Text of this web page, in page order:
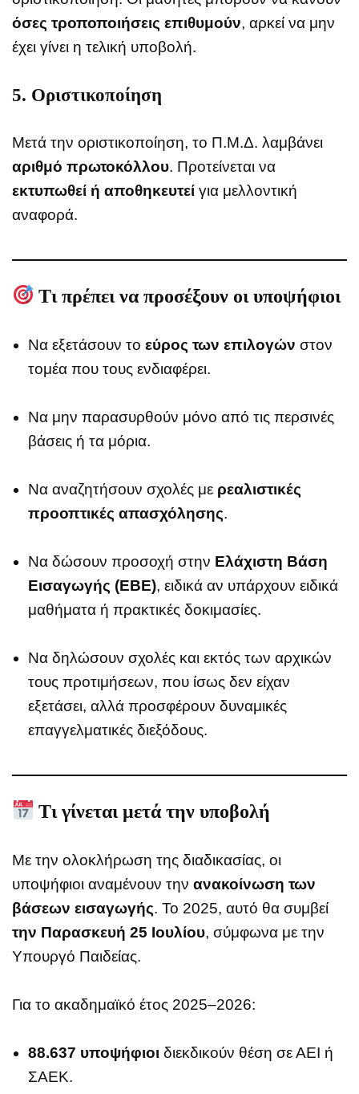
όσες τροποποιήσεις επιθυμούν, αρκεί να μην
έχει γίνει η τελική υποβολή.
5. Οριστικοποίηση
Μετά την οριστικοποίηση, το Π.Μ.Δ. λαμβάνει
αριθμό πρωτοκόλλου. Προτείνεται να
εκτυπωθεί ή αποθηκευτεί για μελλοντική
αναφορά.
Τι πρέπει να προσέξουν οι υποψήφιοι
Να εξετάσουν το εύρος των επιλογών στον
τομέα που τους ενδιαφέρει.
Να μην παρασυρθούν μόνο από τις περσινές
βάσεις ή τα μόρια.
Να αναζητήσουν σχολές με ρεαλιστικές
προοπτικές απασχόλησης.
Να δώσουν προσοχή στην Ελάχιστη Βάση
Εισαγωγής (ΕΒΕ), ειδικά αν υπάρχουν ειδικά
μαθήματα ή πρακτικές δοκιμασίες.
Να δηλώσουν σχολές και εκτός των αρχικών
τους προτιμήσεων, που ίσως δεν είχαν
εξετάσει, αλλά προσφέρουν δυναμικές
επαγγελματικές διεξόδους.
Τι γίνεται μετά την υποβολή
Με την ολοκλήρωση της διαδικασίας, οι
υποψήφιοι αναμένουν την ανακοίνωση των
βάσεων εισαγωγής. Το 2025, αυτό θα συμβεί
την Παρασκευή 25 Ιουλίου, σύμφωνα με την
Υπουργό Παιδείας.
Για το ακαδημαϊκό έτος 2025–2026:
88.637 υποψήφιοι διεκδικούν θέση σε ΑΕΙ ή
ΣΑΕΚ.